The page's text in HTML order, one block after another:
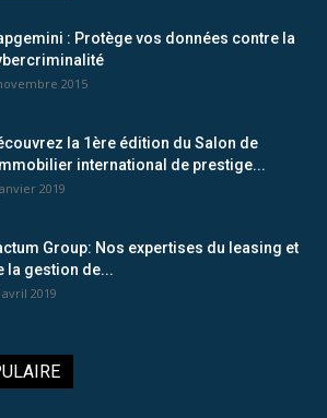
: Protège vos données contre la
2015
la 1ère édition du Salon de
international de prestige...
2019
Group: Nos expertises du leasing et
la gestion de...
avril 2019